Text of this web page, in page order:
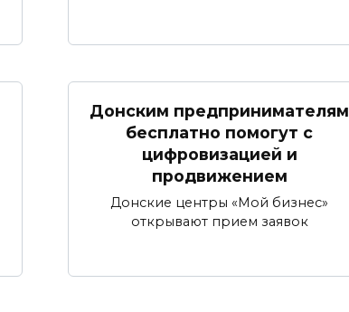
Донским предпринимателям
бесплатно помогут с
цифровизацией и
продвижением
Донские центры «Мой бизнес»
открывают прием заявок